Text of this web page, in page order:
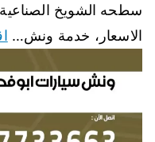
سطحه الشويخ الصناعية
الاسعار، خدمة ونش…